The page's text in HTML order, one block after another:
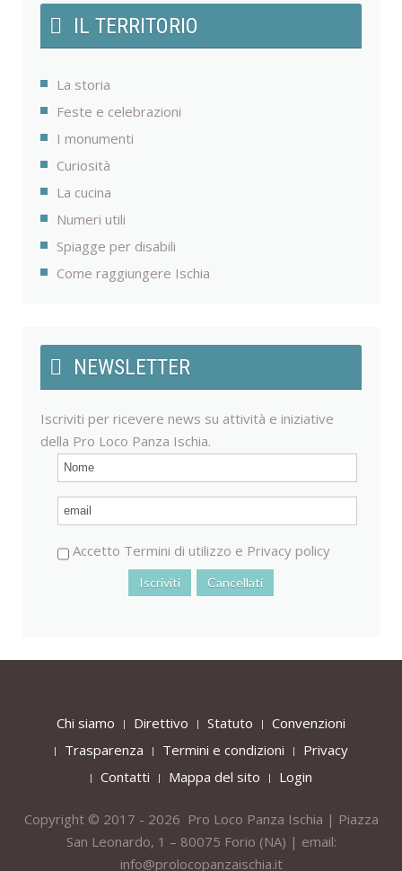
IL TERRITORIO
La storia
Feste e celebrazioni
I monumenti
Curiosità
La cucina
Numeri utili
Spiagge per disabili
Come raggiungere Ischia
NEWSLETTER
Iscriviti per ricevere news su attività e iniziative
della Pro Loco Panza Ischia.
Accetto Termini di utilizzo e Privacy policy
Chi siamo Direttivo Statuto
Convenzioni
Trasparenza
Termini e condizioni
Privacy
Contatti
Mappa del sito Login
Copyright © 2017 - 2026 Pro Loco Panza Ischia | Piazza
San Leonardo, 1 – 80075 Forio (NA) | email:
info@prolocopanzaischia.it